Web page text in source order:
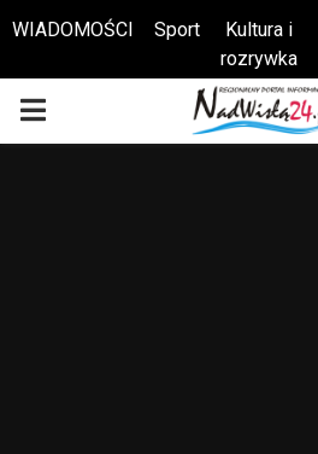
Otwórz pasek narzędzi
WIADOMOŚCI Sport
Kultura i
rozrywka
PRIMARY